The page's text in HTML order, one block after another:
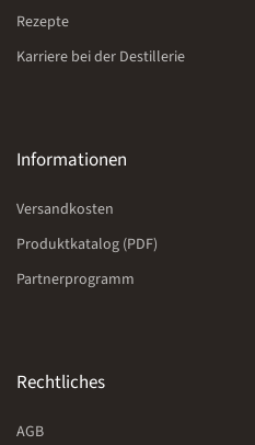
Rezepte
Karriere bei der Destillerie
Informationen
Versandkosten
Produktkatalog (PDF)
Partnerprogramm
Rechtliches
AGB